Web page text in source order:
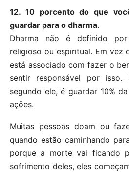
12. 10 porcento do que
guardar para o dharma.
Dharma não é definido
religioso ou espiritual. Em vez
está associado com fazer o
sentir responsável por isso.
segundo ele, é guardar 10%
ações.
Muitas pessoas doam ou
quando estão caminhando
porque a morte vai ficando
sofrimento deles, eles